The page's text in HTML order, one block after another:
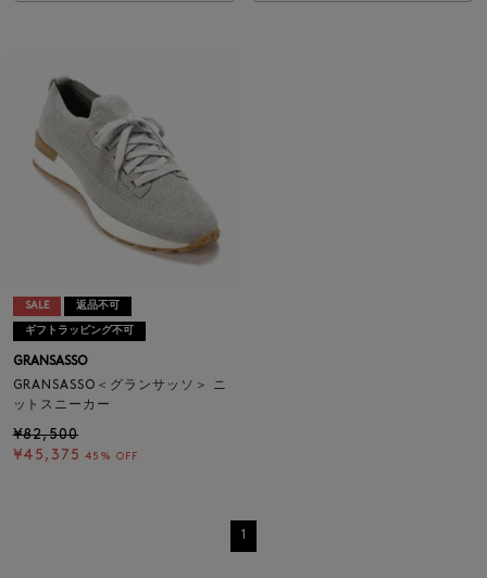
SALE 返品不可
ギフトラッピング不可
GRANSASSO
GRANSASSO＜グランサッソ＞ ニ
ットスニーカー
¥82,500
¥45,375 45% OFF
1